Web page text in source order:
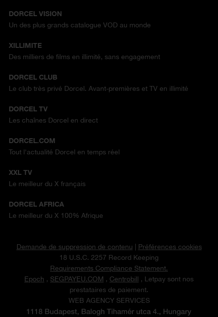
DORCEL VISION
Un des plus grands catalogue VOD au monde
XILLIMITE
Des milliers de films en illimité, sans engagement
DORCEL CLUB
Le club très privé Dorcel. Avant-premières et TV en illimité
DORCEL TV
Les chaînes Dorcel en direct
DORCEL.COM
Tout l'actualité Dorcel en temps réel
XXL TV
Le meilleur du X français
DORCEL AFRICA
Le meilleur du X 100% Afrique
Demande de suppression de contenu | Préférences cookies
18 U.S.C. 2257 Record Keeping
Requirements Compliance Statement.
Epoch , SEGPAYEU.COM , Centrobill , Letpay sont nos
prestataires de paiement.
WEB AGENCY SERVICES